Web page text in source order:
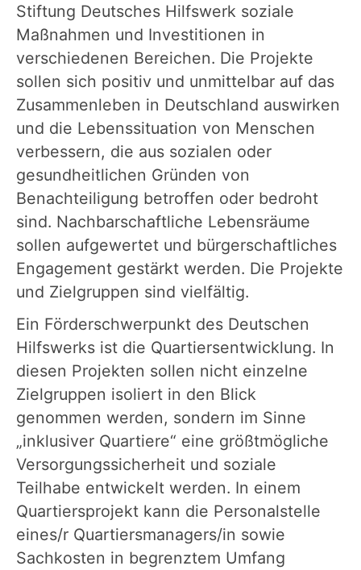
Stiftung Deutsches Hilfswerk soziale
Maßnahmen und Investitionen in
verschiedenen Bereichen. Die Projekte
sollen sich positiv und unmittelbar auf das
Zusammenleben in Deutschland auswirken
und die Lebenssituation von Menschen
verbessern, die aus sozialen oder
gesundheitlichen Gründen von
Benachteiligung betroffen oder bedroht
sind. Nachbarschaftliche Lebensräume
sollen aufgewertet und bürgerschaftliches
Engagement gestärkt werden. Die Projekte
und Zielgruppen sind vielfältig.
Ein Förderschwerpunkt des Deutschen
Hilfswerks ist die Quartiersentwicklung. In
diesen Projekten sollen nicht einzelne
Zielgruppen isoliert in den Blick
genommen werden, sondern im Sinne
„inklusiver Quartiere“ eine größtmögliche
Versorgungssicherheit und soziale
Teilhabe entwickelt werden. In einem
Quartiersprojekt kann die Personalstelle
eines/r Quartiersmanagers/in sowie
Sachkosten in begrenztem Umfang